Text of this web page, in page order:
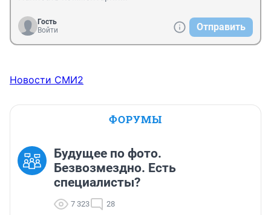
Гость
Войти
Отправить
Новости СМИ2
ФОРУМЫ
Будущее по фото.
Безвозмездно. Есть
специалисты?
7 323 28